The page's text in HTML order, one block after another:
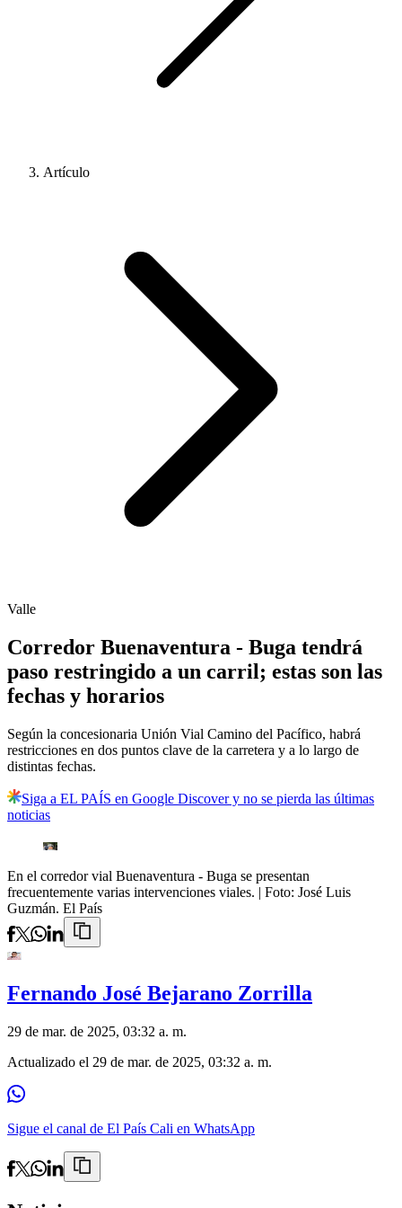
Artículo
Valle
Corredor Buenaventura - Buga tendrá
paso restringido a un carril; estas son las
fechas y horarios
Según la concesionaria Unión Vial Camino del Pacífico, habrá
restricciones en dos puntos clave de la carretera y a lo largo de
distintas fechas.
Siga a EL PAÍS en Google Discover y no se pierda las últimas
noticias
En el corredor vial Buenaventura - Buga se presentan
frecuentemente varias intervenciones viales. | Foto: José Luis
Guzmán. El País
Fernando José Bejarano Zorrilla
29 de mar. de 2025, 03:32 a. m.
Actualizado el 29 de mar. de 2025, 03:32 a. m.
Sigue el canal de El País Cali en WhatsApp